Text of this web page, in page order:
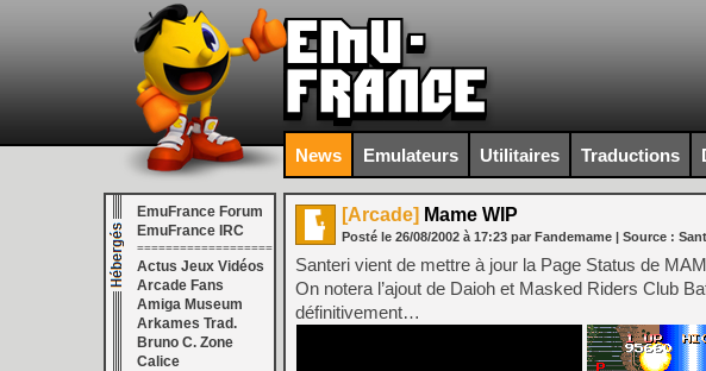
News Emulateurs Utilitaires Traductions
EmuFrance Forum
EmuFrance IRC
===================
Actus Jeux Vidéos
Arcade Fans
Amiga Museum
Arkames Trad.
Bruno C. Zone
Calice
[Arcade] Mame WIP
Posté le 26/08/2002 à 17:23 par Fandemame | Source :
Santeri vient de mettre à jour la Page Status de
On notera l’ajout de Daioh et Masked Riders Club
définitivement…